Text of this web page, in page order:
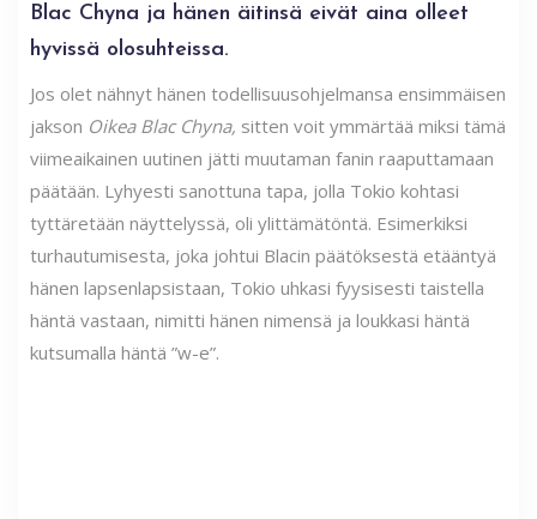
Blac Chyna ja hänen äitinsä eivät aina olleet
hyvissä olosuhteissa.
Jos olet nähnyt hänen todellisuusohjelmansa ensimmäisen
jakson Oikea Blac Chyna, sitten voit ymmärtää miksi tämä
viimeaikainen uutinen jätti muutaman fanin raaputtamaan
päätään. Lyhyesti sanottuna tapa, jolla Tokio kohtasi
tyttäretään näyttelyssä, oli ylittämätöntä. Esimerkiksi
turhautumisesta, joka johtui Blacin päätöksestä etääntyä
hänen lapsenlapsistaan, Tokio uhkasi fyysisesti taistella
häntä vastaan, nimitti hänen nimensä ja loukkasi häntä
kutsumalla häntä ”w-e”.